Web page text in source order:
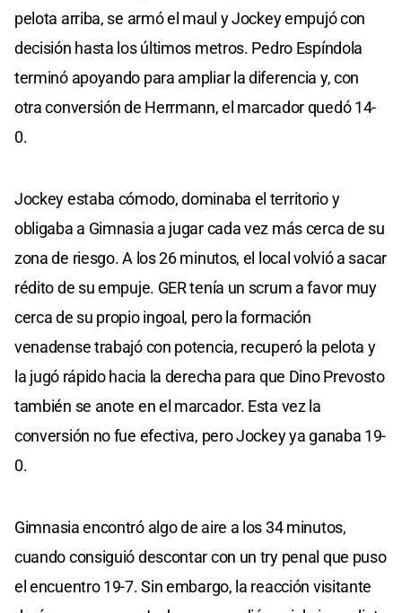
pelota arriba, se armó el maul y Jockey empujó con
decisión hasta los últimos metros. Pedro Espíndola
terminó apoyando para ampliar la diferencia y, con
otra conversión de Herrmann, el marcador quedó 14-
0.
Jockey estaba cómodo, dominaba el territorio y
obligaba a Gimnasia a jugar cada vez más cerca de su
zona de riesgo. A los 26 minutos, el local volvió a sacar
rédito de su empuje. GER tenía un scrum a favor muy
cerca de su propio ingoal, pero la formación
venadense trabajó con potencia, recuperó la pelota y
la jugó rápido hacia la derecha para que Dino Prevosto
también se anote en el marcador. Esta vez la
conversión no fue efectiva, pero Jockey ya ganaba 19-
0.
Gimnasia encontró algo de aire a los 34 minutos,
cuando consiguió descontar con un try penal que puso
el encuentro 19-7. Sin embargo, la reacción visitante